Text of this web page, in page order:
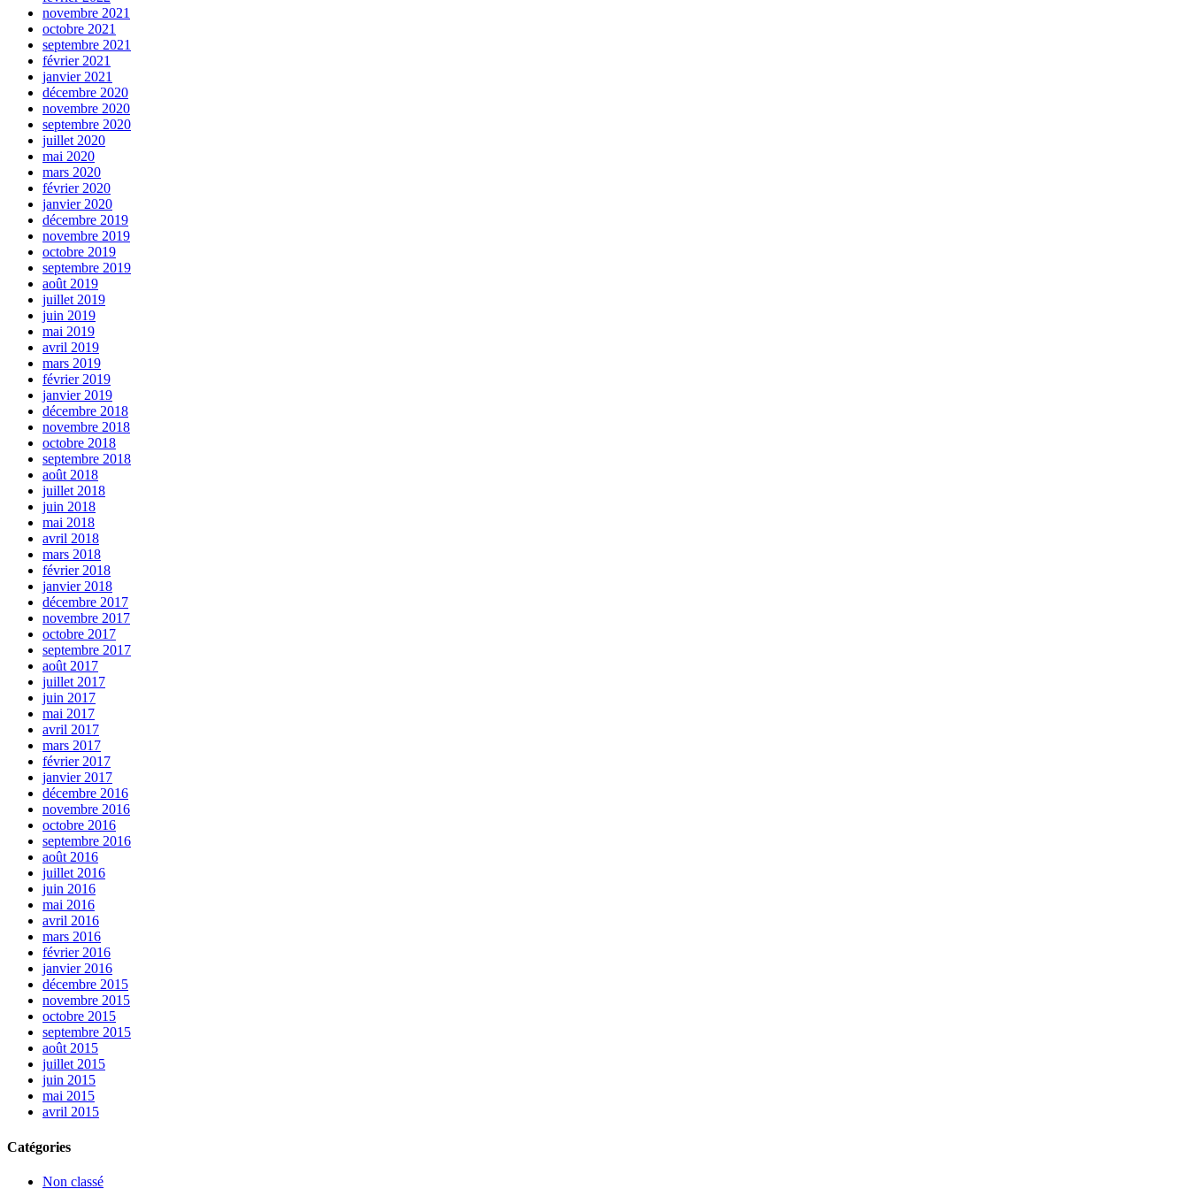
novembre 2021
octobre 2021
septembre 2021
février 2021
janvier 2021
décembre 2020
novembre 2020
septembre 2020
juillet 2020
mai 2020
mars 2020
février 2020
janvier 2020
décembre 2019
novembre 2019
octobre 2019
septembre 2019
août 2019
juillet 2019
juin 2019
mai 2019
avril 2019
mars 2019
février 2019
janvier 2019
décembre 2018
novembre 2018
octobre 2018
septembre 2018
août 2018
juillet 2018
juin 2018
mai 2018
avril 2018
mars 2018
février 2018
janvier 2018
décembre 2017
novembre 2017
octobre 2017
septembre 2017
août 2017
juillet 2017
juin 2017
mai 2017
avril 2017
mars 2017
février 2017
janvier 2017
décembre 2016
novembre 2016
octobre 2016
septembre 2016
août 2016
juillet 2016
juin 2016
mai 2016
avril 2016
mars 2016
février 2016
janvier 2016
décembre 2015
novembre 2015
octobre 2015
septembre 2015
août 2015
juillet 2015
juin 2015
mai 2015
avril 2015
Catégories
Non classé